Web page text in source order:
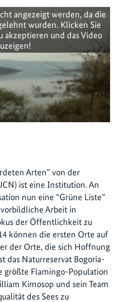
angezeigt werden, da die
wurden. Klicken Sie
akzeptieren und das Video
Arten” von der
ist eine Institution. An
nun eine “Grüne Liste”
Arbeit in
der Öffentlichkeit zu
können die ersten Orte auf
der Orte, die sich Hoffnung
das Naturreservat Bogoria-
größte Flamingo-Population
Kimosop und sein Team
des Sees zu